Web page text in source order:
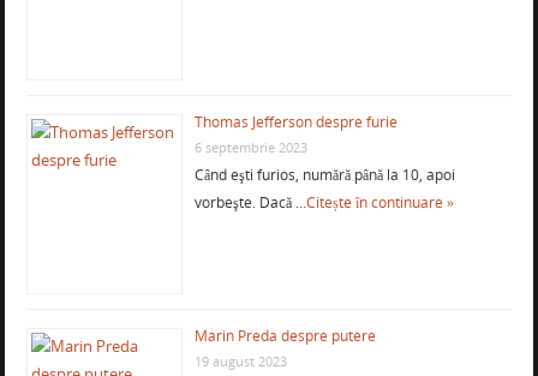
Thomas Jefferson despre furie
6 septembrie 2023
Când eşti furios, numără până la 10, apoi
vorbeşte. Dacă …Citește în continuare »
Marin Preda despre putere
19 august 2023